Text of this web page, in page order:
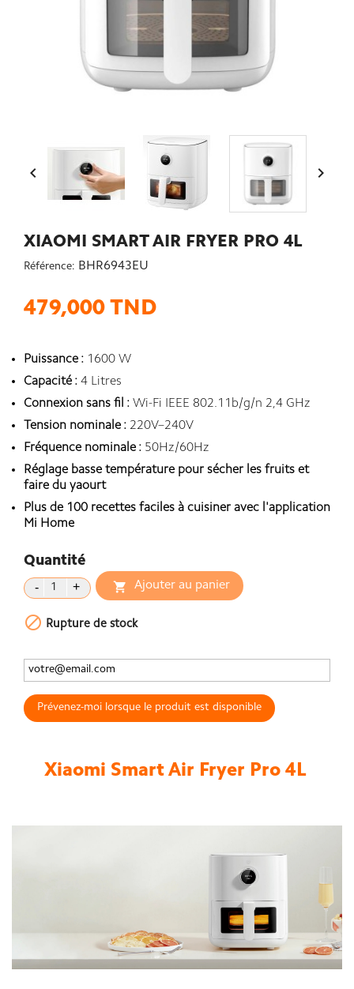
 
XIAOMI SMART AIR FRYER PRO 4L
Référence: BHR6943EU
479,000 TND
Puissance : 1600 W
Capacité : 4 Litres
Connexion sans fil : Wi-Fi IEEE 802.11b/g/n 2,4 GHz
Tension nominale : 220V–240V
Fréquence nominale : 50Hz/60Hz
Réglage basse température pour sécher les fruits et
faire du yaourt
Plus de 100 recettes faciles à cuisiner avec l'application
Mi Home
Quantité
 Ajouter au panier
 Rupture de stock
Prévenez-moi lorsque le produit est disponible
Xiaomi Smart Air Fryer Pro 4L